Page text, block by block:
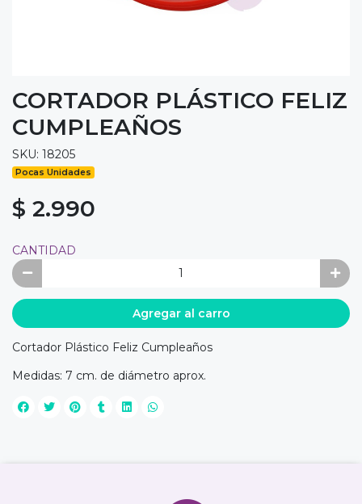
CORTADOR PLÁSTICO FELIZ
CUMPLEAÑOS
SKU: 18205
Pocas Unidades
$ 2.990
CANTIDAD
Agregar al carro
Cortador Plástico Feliz Cumpleaños
Medidas: 7 cm. de diámetro aprox.